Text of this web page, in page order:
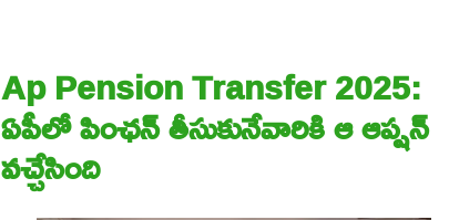
Ap Pension Transfer 2025:
ఏపీలో పింఛన్ తీసుకునేవారికి ఆ ఆప్షన్
వచ్చేసింది